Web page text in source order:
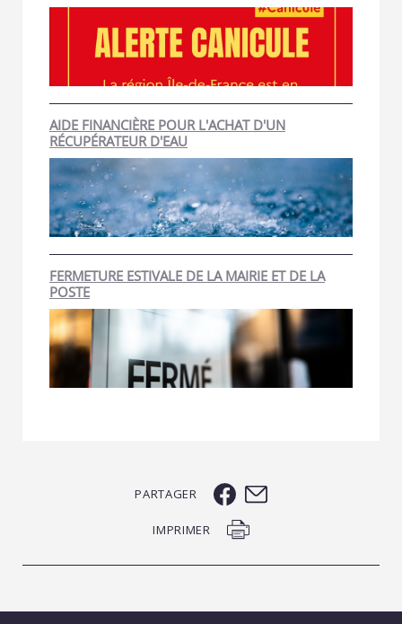
AIDE FINANCIÈRE POUR L'ACHAT D'UN
RÉCUPÉRATEUR D'EAU
FERMETURE ESTIVALE DE LA MAIRIE ET DE LA
POSTE
PARTAGER
IMPRIMER